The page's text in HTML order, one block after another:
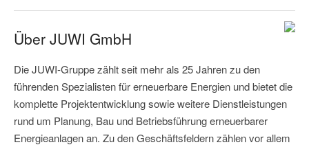
Über JUWI GmbH
Die JUWI-Gruppe zählt seit mehr als 25 Jahren zu den
führenden Spezialisten für erneuerbare Energien und bietet die
komplette Projektentwicklung sowie weitere Dienstleistungen
rund um Planung, Bau und Betriebsführung erneuerbarer
Energieanlagen an. Zu den Geschäftsfeldern zählen vor allem